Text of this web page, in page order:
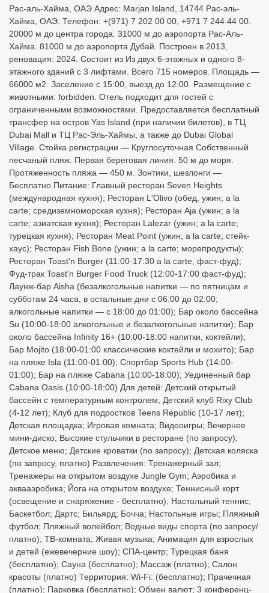
Рас-аль-Хайма, ОАЭ Адрес: Marjan Island, 14744 Рас-эль-
Хайма, ОАЭ. Телефон: +(971) 7 202 00 00, +971 7 244 44 00.
20000 м до центра города. 31000 м до аэропорта Рас-Аль-
Хайма. 81000 м до аэропорта Дубай. Построен в 2013,
реновация: 2024. Состоит из Из двух 6-этажных и одного 8-
этажного зданий с 3 лифтами. Всего 715 номеров. Площадь —
66000 м2. Заселение с 15:00, выезд до 12:00. Размещение с
животными: forbidden. Отель подходит для гостей с
ограниченными возможностями. Предоставляется бесплатный
трансфер на остров Yas Island (при наличии билетов), в ТЦ
Dubai Mall и ТЦ Рас-Эль-Хаймы, а также до Dubai Global
Village. Стойка регистрации — Круглосуточная Собственный
песчаный пляж. Первая береговая линия. 50 м до моря.
Протяженность пляжа — 450 м. Зонтики, шезлонги —
Бесплатно Питание: Главный ресторан Seven Heights
(международная кухня); Ресторан L'Olivo (обед, ужин; a la
carte; средиземноморская кухня); Ресторан Aja (ужин; a la
carte; азиатская кухня); Ресторан Lalezar (ужин; a la carte;
турецкая кухня); Ресторан Meat Point (ужин; a la carte; стейк-
хаус); Ресторан Fish Bone (ужин; a la carte; морепродукты);
Ресторан Toast'n Burger (11:00-17:30 a la carte, фаст-фуд);
Фуд-трак Toast'n Burger Food Truck (12:00-17:00 фаст-фуд);
Лаунж-бар Aisha (безалкогольные напитки — по пятницам и
субботам 24 часа, в остальные дни с 06:00 до 02:00;
алкогольные напитки — с 18:00 до 01:00); Бар около бассейна
Su (10:00-18:00 алкогольные и безалкогольные напитки); Бар
около бассейна Infinity 16+ (10:00-18:00 напитки, коктейли);
Бар Mojito (18:00-01:00 классические коктейли и мохито); Бар
на пляже Isla (11:00-01:00); Спортбар Sports Hub (14:00-
01:00); Бар на пляже Cabana (10:00-18:00); Уединенный бар
Cabana Oasis (10:00-18:00) Для детей: Детский открытый
бассейн с температурным контролем; Детский клуб Rixy Club
(4-12 лет); Клуб для подростков Teens Republic (10-17 лет);
Детская площадка; Игровая комната; Видеоигры; Вечернее
мини-диско; Высокие стульчики в ресторане (по запросу);
Детское меню; Детские кроватки (по запросу); Детская коляска
(по запросу, платно) Развлечения: Тренажерный зал;
Тренажеры на открытом воздухе Jungle Gym; Аэробика и
аквааэробика; Йога на открытом воздухе; Теннисный корт
(освещение и снаряжение - бесплатно); Настольный теннис;
Баскетбол; Дартс; Бильярд; Бочча; Настольные игры; Пляжный
футбол; Пляжный волейбол; Водные виды спорта (по запросу/
платно); ТВ-комната; Живая музыка; Анимация для взрослых
и детей (ежевечерние шоу); СПА-центр; Турецкая баня
(бесплатно); Сауна (бесплатно); Массаж (платно); Салон
красоты (платно) Территория: Wi-Fi: (бесплатно); Прачечная
(платно); Парковка (бесплатно); Обмен валют; 3 конференц-